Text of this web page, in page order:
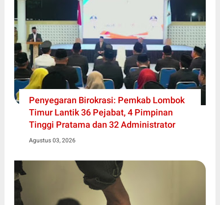
Penyegaran Birokrasi: Pemkab Lombok
Timur Lantik 36 Pejabat, 4 Pimpinan
Tinggi Pratama dan 32 Administrator
Agustus 03, 2026